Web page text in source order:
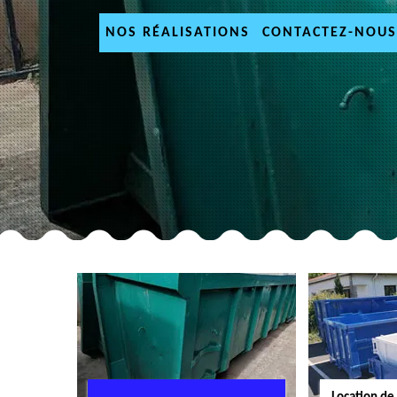
NOS RÉALISATIONS CONTACTEZ-